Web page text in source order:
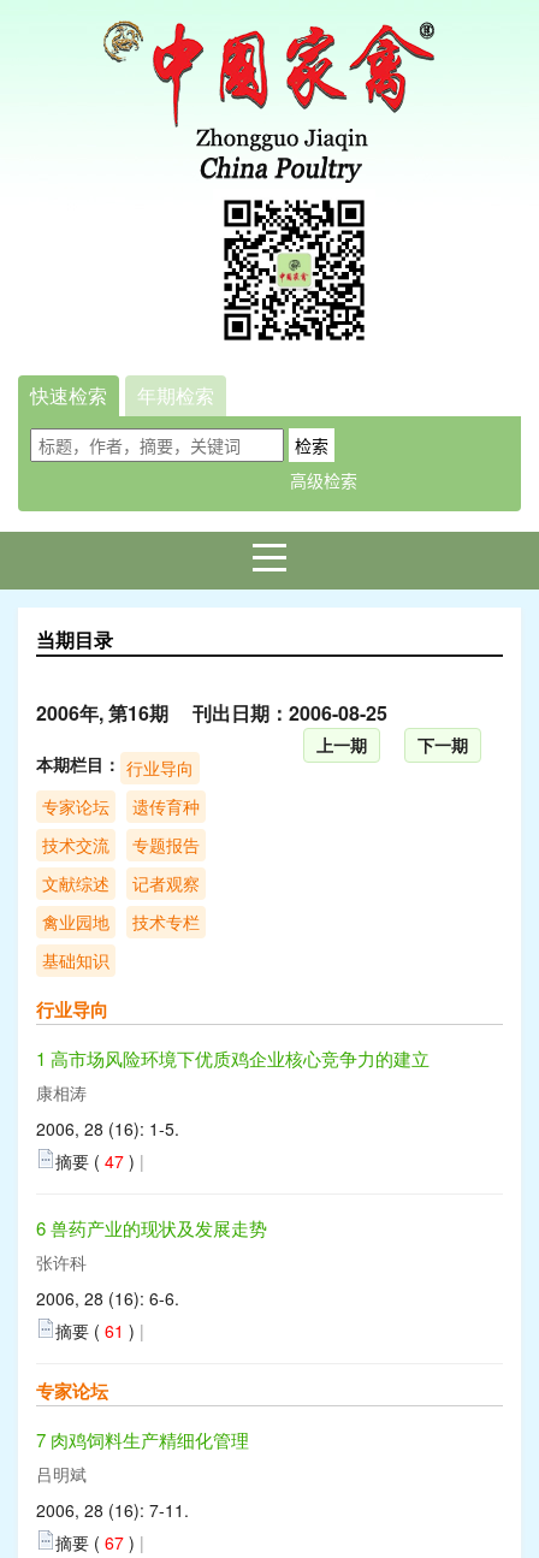
快速检索 年期检索
当期目录
2006年, 第16期 刊出日期：2006-08-25
上一期
下一期
本期栏目： 行业导向
专家论坛
遗传育种
技术交流
专题报告
文献综述
记者观察
禽业园地
技术专栏
基础知识
行业导向
1 高市场风险环境下优质鸡企业核心竞争力的建立
康相涛
2006, 28 (16): 1-5.
摘要 ( 47 ) |
6 兽药产业的现状及发展走势
张许科
2006, 28 (16): 6-6.
摘要 ( 61 ) |
专家论坛
7 肉鸡饲料生产精细化管理
吕明斌
2006, 28 (16): 7-11.
摘要 ( 67 ) |